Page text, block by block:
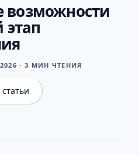
этап
· 3 МИН ЧТЕНИЯ
статьи